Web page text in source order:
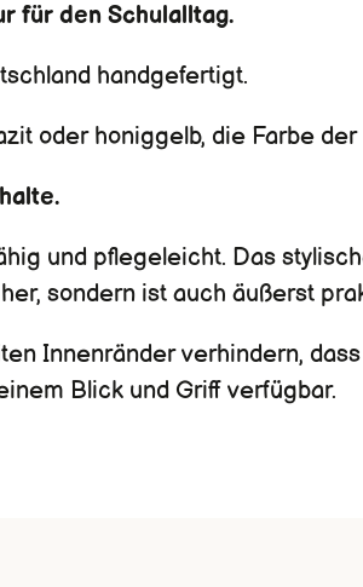
für den Schulalltag.
handgefertigt.
oder honiggelb, die Farbe
und pflegeleicht. Das
sondern ist auch äußerst
Innenränder verhindern,
Blick und Griff verfügbar.